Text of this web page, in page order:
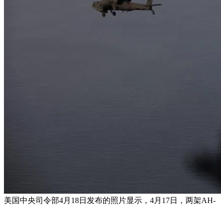
美国中央司令部4月18日发布的照片​​显示，4月17日，两架AH-